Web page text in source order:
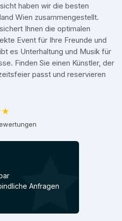
haben wir die besten
Wien zusammengestellt.
Ihnen die optimalen
Event für Ihre Freunde und
es Unterhaltung und Musik für
Finden Sie einen Künstler, der
passt und reservieren
Anfragen